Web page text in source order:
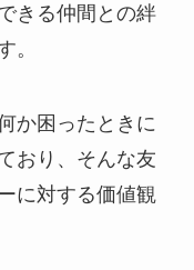
きる仲間との絆
。
か困ったときに
おり、そんな友
に対する価値観